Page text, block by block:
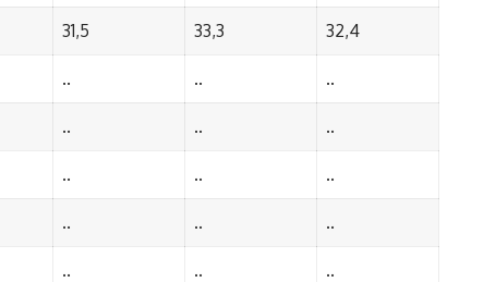
31,5 33,3 32,4
.. .. ..
.. .. ..
.. .. ..
.. .. ..
.. .. ..